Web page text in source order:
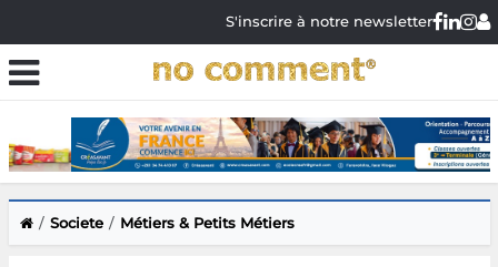
S'inscrire à notre newsletter
Societe Métiers & Petits Métiers